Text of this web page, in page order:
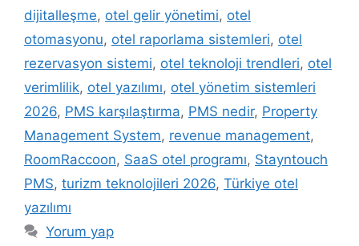
dijitalleşme, otel gelir yönetimi, otel
otomasyonu, otel raporlama sistemleri, otel
rezervasyon sistemi, otel teknoloji trendleri, otel
verimlilik, otel yazılımı, otel yönetim sistemleri
2026, PMS karşılaştırma, PMS nedir, Property
Management System, revenue management,
RoomRaccoon, SaaS otel programı, Stayntouch
PMS, turizm teknolojileri 2026, Türkiye otel
yazılımı
Yorum yap